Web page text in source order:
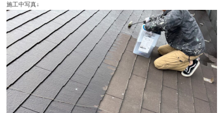
施工中写真↓